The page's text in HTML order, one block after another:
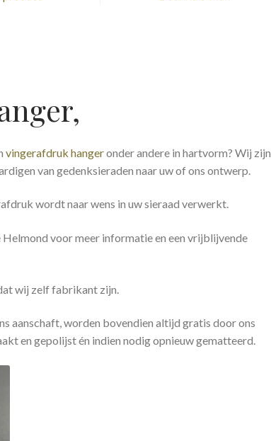
vingerafdruk hangeronder andere in hartvorm? Wij zijn
van gedenksieraden naar uw of ons ontwerp.
wordt naar wens in uw sieraad verwerkt.
voor meer informatie en een vrijblijvende
wij zelf fabrikant zijn.
aanschaft, worden bovendien altijd gratis door ons
en gepolijst én indien nodig opnieuw gematteerd.